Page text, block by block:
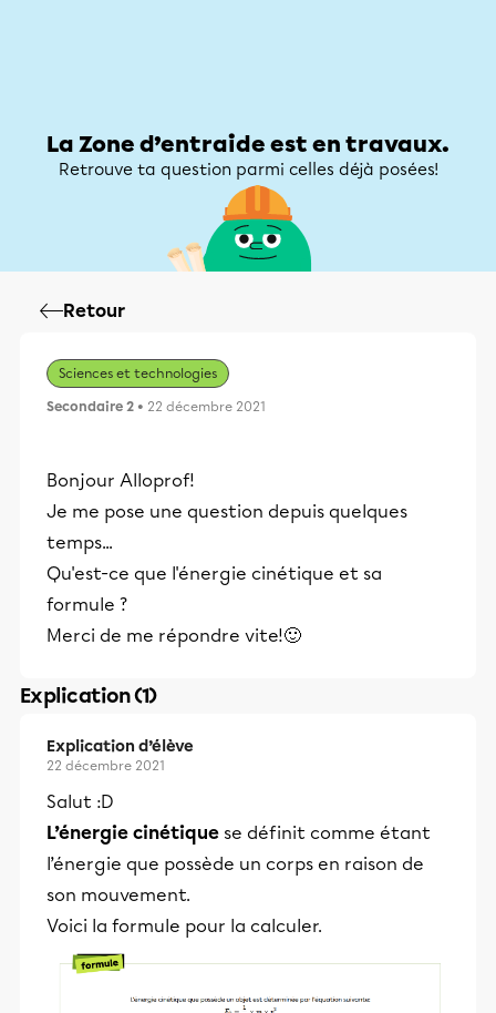
La Zone d’entraide est en travaux.
Retrouve ta question parmi celles déjà posées!
Retour
Sciences et technologies
Secondaire 2 • 22 décembre 2021
Bonjour Alloprof!
Je me pose une question depuis quelques
temps...
Qu'est-ce que l'énergie cinétique et sa
formule ?
Merci de me répondre vite!🙂
Explication (1)
Explication d’élève
22 décembre 2021
Salut :D
L’énergie cinétique se définit comme étant
l’énergie que possède un corps en raison de
son mouvement.
Voici la formule pour la calculer.